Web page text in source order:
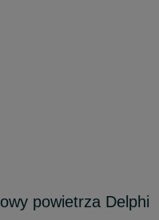
powietrza Delphi